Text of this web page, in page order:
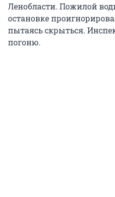
Ленобласти. Пожилой
остановке
пытаясь скрыться.
погоню.